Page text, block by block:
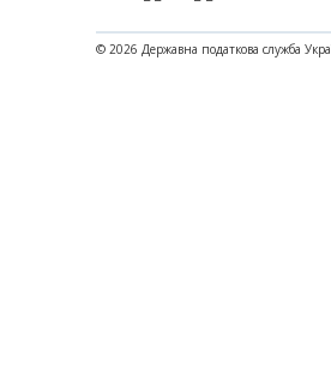
© 2026 Державна податкова служба